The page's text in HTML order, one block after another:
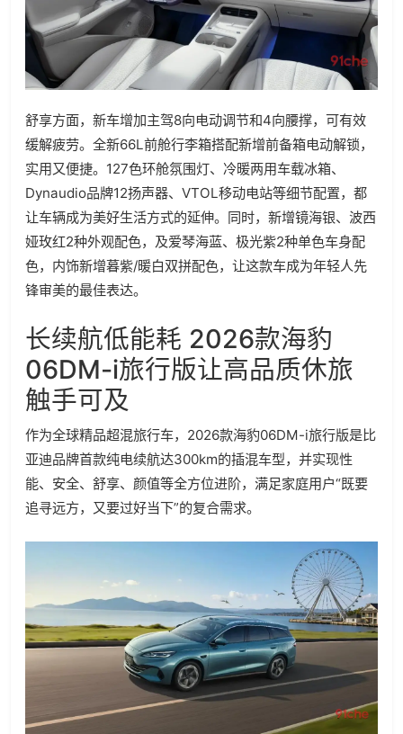
舒享方面，新车增加主驾8向电动调节和4向腰撑，可有效
缓解疲劳。全新66L前舱行李箱搭配新增前备箱电动解锁，
实用又便捷。127色环舱氛围灯、冷暖两用车载冰箱、
Dynaudio品牌12扬声器、VTOL移动电站等细节配置，都
让车辆成为美好生活方式的延伸。同时，新增镜海银、波西
娅玫红2种外观配色，及爱琴海蓝、极光紫2种单色车身配
色，内饰新增暮紫/暖白双拼配色，让这款车成为年轻人先
锋审美的最佳表达。
长续航低能耗 2026款海豹
06DM-i旅行版让高品质休旅
触手可及
作为全球精品超混旅行车，2026款海豹06DM-i旅行版是比
亚迪品牌首款纯电续航达300km的插混车型，并实现性
能、安全、舒享、颜值等全方位进阶，满足家庭用户“既要
追寻远方，又要过好当下”的复合需求。